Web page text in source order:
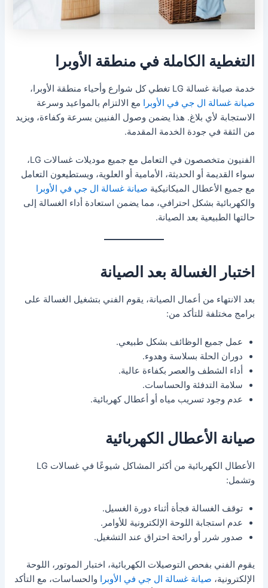
التغطية الكاملة في منطقة الأوبرا
خدمة صيانة غسالة LG تغطي كل شوارع وأحياء منطقة الأوبرا،
صيانة غسالة ال جي في الأوبرا مع الالتزام بالمواعيد وسرعة
الاستجابة لأي بلاغ. هذا يضمن وصول الفنيين بسرعة وكفاءة، ويزيد
من الثقة في جودة الخدمة المقدمة.
الفنيون متخصصون في التعامل مع جميع موديلات غسالات LG،
سواء القديمة أو الحديثة، الأمامية أو العلوية، ويستطيعون التعامل
مع جميع الأعطال الميكانيكية صيانة غسالة ال جي في الأوبرا
والكهربائية بشكل احترافي، مما يضمن استعادة أداء الغسالة إلى
حالتها الطبيعية بعد الصيانة.
اختبار الغسالة بعد الصيانة
بعد الانتهاء من أعمال الصيانة، يقوم الفني بتشغيل الغسالة على
برامج مختلفة للتأكد من:
عمل جميع الوظائف بشكل طبيعي.
دوران الحلة بسلاسة وهدوء.
أداء الشطف والعصر بكفاءة عالية.
سلامة التدفئة والحساسات.
عدم وجود تسريب مياه أو أعطال كهربائية.
صيانة الأعطال الكهربائية
الأعطال الكهربائية من أكثر المشاكل شيوعًا في غسالات LG
وتشمل:
توقف الغسالة فجأة أثناء دورة الغسيل.
عدم استجابة اللوحة الإلكترونية للأوامر.
صدور شرر أو رائحة احتراق عند التشغيل.
يقوم الفني بفحص التوصيلات الكهربائية، اختبار الموتور، اللوحة
الإلكترونية، صيانة غسالة ال جي في الأوبرا والحساسات، مع التأكد